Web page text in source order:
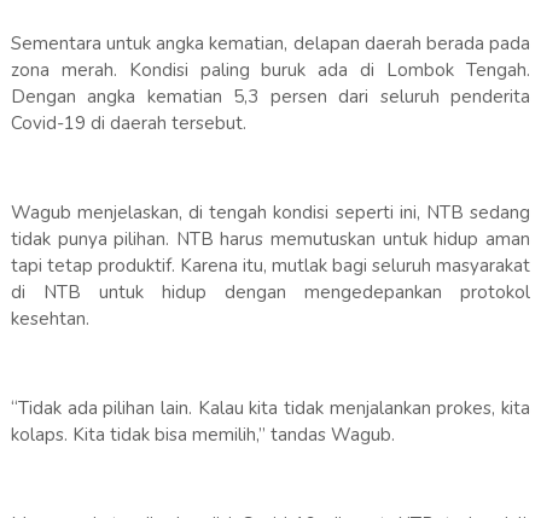
Sementara untuk angka kematian, delapan daerah berada pada
zona merah. Kondisi paling buruk ada di Lombok Tengah.
Dengan angka kematian 5,3 persen dari seluruh penderita
Covid-19 di daerah tersebut.
Wagub menjelaskan, di tengah kondisi seperti ini, NTB sedang
tidak punya pilihan. NTB harus memutuskan untuk hidup aman
tapi tetap produktif. Karena itu, mutlak bagi seluruh masyarakat
di NTB untuk hidup dengan mengedepankan protokol
kesehtan.
“Tidak ada pilihan lain. Kalau kita tidak menjalankan prokes, kita
kolaps. Kita tidak bisa memilih,” tandas Wagub.